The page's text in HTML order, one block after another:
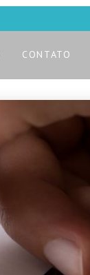
CONTATO